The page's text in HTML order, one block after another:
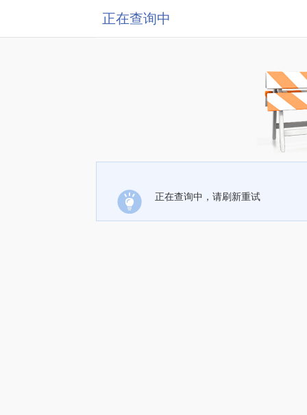
正在查询中
正在查询中，请刷新重试